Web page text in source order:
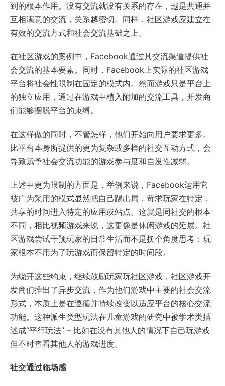
到的根本作用。没有交流就没有关系的存在，越是共通并
互相满意的交流，关系越密切。同样，社区游戏应建立在
有效的交流方式和社会交流基础之上。
在社区游戏的案例中，Facebook通过其交流渠道提供社
会交流的基本要素。同时，Facebook上实际的社区游戏
平台将社会性限制在固定的模式内。然而游戏只是平台上
的独立应用，通过在游戏中植入附加的交流工具，开发商
们能够摆脱平台的束缚。
在这样做的同时，不管怎样，他们开始向用户要求更多。
比平台本身所提供的更为复杂或多样的社交互动方式，会
导致赋予社会交流功能的游戏参与度和自发性减弱。
上述中更为限制的方面是，举例来说，Facebook运用它
被广为采用的模式显然把自己踢出局，苛求玩家在特定，
共享的时间进入特定的应用或站点。这就是同社交的根本
不同，相比视频游戏来说，这更像是休闲游戏的延展。社
区游戏尝试干预玩家的日常生活而不是换个角度思考：玩
家根本不用为了玩游戏而保留特定的时间段。
为绕开这些约束，继续鼓励玩家玩社区游戏，社区游戏开
发商们推出了异步交流，作为他们游戏中主要的社会交流
形式，本质上是在遵循并持续改变以适应平台的核心交流
功能。这种派生类型玩法在儿童游戏的研究中被学术类描
述成“平行玩法” – 比如在没有其他人的情况下自己玩游戏
但不时查看其他人的游戏进度。
社交通过临场感